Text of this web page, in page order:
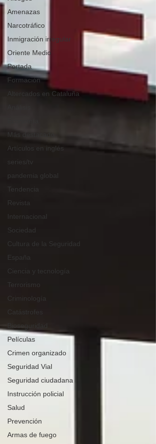
Amenazas
Narcotráfico
Inmigración irregular
Oriente Medio
Portada
Formación
Altercados en Cataluña
Más destacado
Artículos en inglés
series/tv
pandemia global
Tendencia
Revista
Internacional
Sociedad
Cultura de la Seguridad
España
Ciencia y tecnología
Terrorismo
Criminología
Catástrofes
Bioseguridad
Películas
Crimen organizado
Seguridad Vial
Seguridad ciudadana
Instrucción policial
Salud
Prevención
Armas de fuego